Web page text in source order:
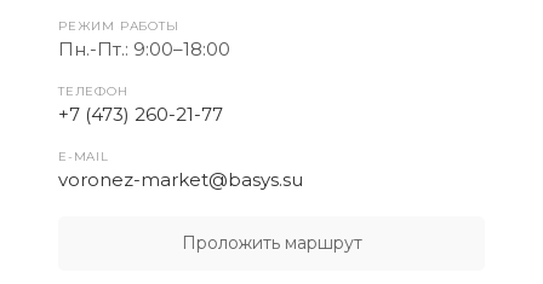
РЕЖИМ РАБОТЫ
Пн.-Пт.: 9:00–18:00
ТЕЛЕФОН
+7 (473) 260-21-77
E-MAIL
voronez-market@basys.su
Проложить маршрут